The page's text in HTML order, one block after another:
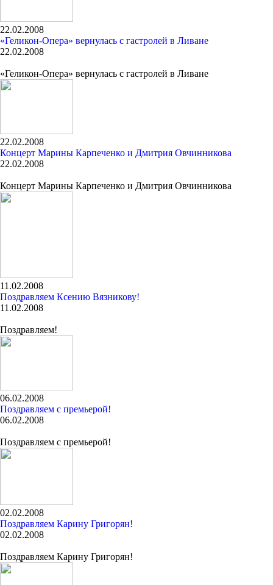
22.02.2008
«Геликон-Опера» вернулась с гастролей в Ливане
22.02.2008
«Геликон-Опера» вернулась с гастролей в Ливане
22.02.2008
Концерт Марины Карпеченко и Дмитрия Овчинникова
22.02.2008
Концерт Марины Карпеченко и Дмитрия Овчинникова
11.02.2008
Поздравляем Ксению Вязникову!
11.02.2008
Поздравляем!
06.02.2008
Поздравляем с премьерой!
06.02.2008
Поздравляем с премьерой!
02.02.2008
Поздравляем Карину Григорян!
02.02.2008
Поздравляем Карину Григорян!